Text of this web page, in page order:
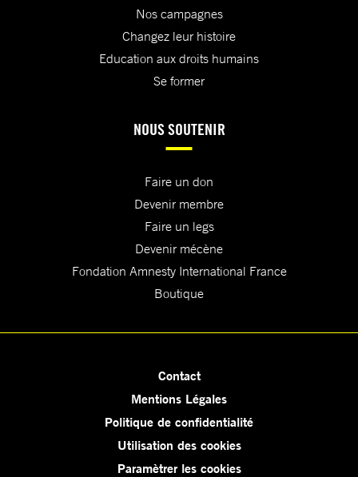
Nos campagnes
Changez leur histoire
Education aux droits humains
Se former
NOUS SOUTENIR
Faire un don
Devenir membre
Faire un legs
Devenir mécène
Fondation Amnesty International France
Boutique
Contact
Mentions Légales
Politique de confidentialité
Utilisation des cookies
Paramètrer les cookies